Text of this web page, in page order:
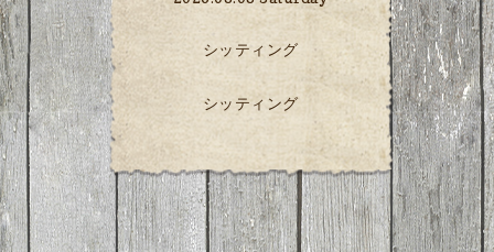
シッティング
シッティング